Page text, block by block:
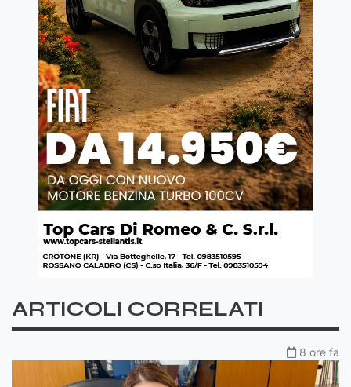
ARTICOLI CORRELATI
8 ore fa